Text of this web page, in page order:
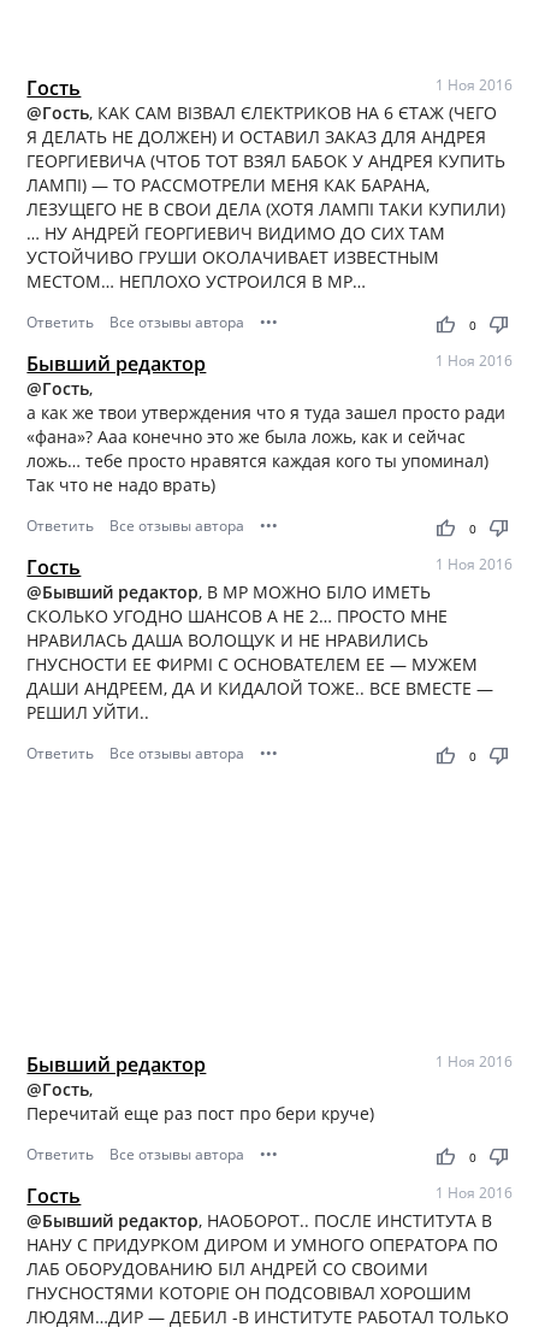
Гость 1 Ноя 2016
@Гость, КАК САМ ВІЗВАЛ ЄЛЕКТРИКОВ НА 6 ЄТАЖ (ЧЕГО
Я ДЕЛАТЬ НЕ ДОЛЖЕН) И ОСТАВИЛ ЗАКАЗ ДЛЯ АНДРЕЯ
ГЕОРГИЕВИЧА (ЧТОБ ТОТ ВЗЯЛ БАБОК У АНДРЕЯ КУПИТЬ
ЛАМПІ) — ТО РАССМОТРЕЛИ МЕНЯ КАК БАРАНА,
ЛЕЗУЩЕГО НЕ В СВОИ ДЕЛА (ХОТЯ ЛАМПІ ТАКИ КУПИЛИ)
… НУ АНДРЕЙ ГЕОРГИЕВИЧ ВИДИМО ДО СИХ ТАМ
УСТОЙЧИВО ГРУШИ ОКОЛАЧИВАЕТ ИЗВЕСТНЫМ
МЕСТОМ… НЕПЛОХО УСТРОИЛСЯ В МР…
Ответить Все отзывы автора ••• thumb_up thumb_down
0
Бывший редактор 1 Ноя 2016
@Гость,
а как же твои утверждения что я туда зашел просто ради
«фана»? Ааа конечно это же была ложь, как и сейчас
ложь… тебе просто нравятся каждая кого ты упоминал)
Так что не надо врать)
Ответить Все отзывы автора ••• thumb_up thumb_down
0
Гость 1 Ноя 2016
@Бывший редактор, В МР МОЖНО БІЛО ИМЕТЬ
СКОЛЬКО УГОДНО ШАНСОВ А НЕ 2… ПРОСТО МНЕ
НРАВИЛАСЬ ДАША ВОЛОЩУК И НЕ НРАВИЛИСЬ
ГНУСНОСТИ ЕЕ ФИРМІ С ОСНОВАТЕЛЕМ ЕЕ — МУЖЕМ
ДАШИ АНДРЕЕМ, ДА И КИДАЛОЙ ТОЖЕ.. ВСЕ ВМЕСТЕ —
РЕШИЛ УЙТИ..
Ответить Все отзывы автора ••• thumb_up thumb_down
0
Бывший редактор 1 Ноя 2016
@Гость,
Перечитай еще раз пост про бери круче)
Ответить Все отзывы автора ••• thumb_up thumb_down
0
Гость 1 Ноя 2016
@Бывший редактор, НАОБОРОТ.. ПОСЛЕ ИНСТИТУТА В
НАНУ С ПРИДУРКОМ ДИРОМ И УМНОГО ОПЕРАТОРА ПО
ЛАБ ОБОРУДОВАНИЮ БІЛ АНДРЕЙ СО СВОИМИ
ГНУСНОСТЯМИ КОТОРІЕ ОН ПОДСОВІВАЛ ХОРОШИМ
ЛЮДЯМ…ДИР — ДЕБИЛ -В ИНСТИТУТЕ РАБОТАЛ ТОЛЬКО